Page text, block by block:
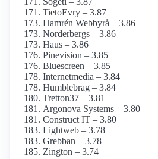
TietoEvry – 3.87
Hamrén Webbyrå – 3.86
Norderbergs – 3.86
Haus – 3.86
Pinevision – 3.85
Bluescreen – 3.85
Internetmedia – 3.84
Humblebrag – 3.84
Tretton37 – 3.81
Argonova Systems – 3.80
Construct IT – 3.80
Lightweb – 3.78
Grebban – 3.78
Zington – 3.74